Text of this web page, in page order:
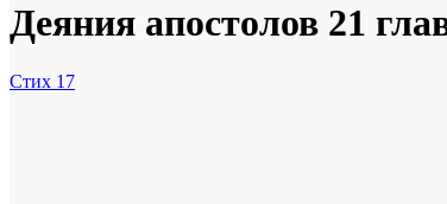
Деяния апостолов 21
Стих 17